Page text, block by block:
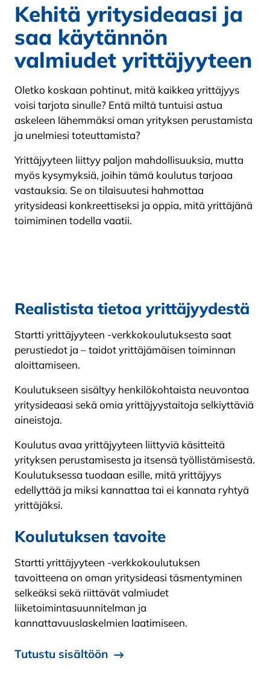
Kehitä yritysideaasi ja
saa käytännön
valmiudet yrittäjyyteen
Oletko koskaan pohtinut, mitä kaikkea yrittäjyys
voisi tarjota sinulle? Entä miltä tuntuisi astua
askeleen lähemmäksi oman yrityksen perustamista
ja unelmiesi toteuttamista?
Yrittäjyyteen liittyy paljon mahdollisuuksia, mutta
myös kysymyksiä, joihin tämä koulutus tarjoaa
vastauksia. Se on tilaisuutesi hahmottaa
yritysideasi konkreettiseksi ja oppia, mitä yrittäjänä
toimiminen todella vaatii.
Realistista tietoa yrittäjyydestä
Startti yrittäjyyteen -verkkokoulutuksesta saat
perustiedot ja – taidot yrittäjämäisen toiminnan
aloittamiseen.
Koulutukseen sisältyy henkilökohtaista neuvontaa
yritysideaasi sekä omia yrittäjyystaitoja selkiyttäviä
aineistoja.
Koulutus avaa yrittäjyyteen liittyviä käsitteitä
yrityksen perustamisesta ja itsensä työllistämisestä.
Koulutuksessa tuodaan esille, mitä yrittäjyys
edellyttää ja miksi kannattaa tai ei kannata ryhtyä
yrittäjäksi.
Koulutuksen tavoite
Startti yrittäjyyteen -verkkokoulutuksen
tavoitteena on oman yritysideasi täsmentyminen
selkeäksi sekä riittävät valmiudet
liiketoimintasuunnitelman ja
kannattavuuslaskelmien laatimiseen.
Tutustu sisältöön